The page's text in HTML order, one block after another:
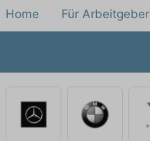
Home Für Arbeitgeber